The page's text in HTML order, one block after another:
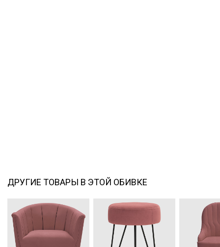
ДРУГИЕ ТОВАРЫ В ЭТОЙ ОБИВКЕ